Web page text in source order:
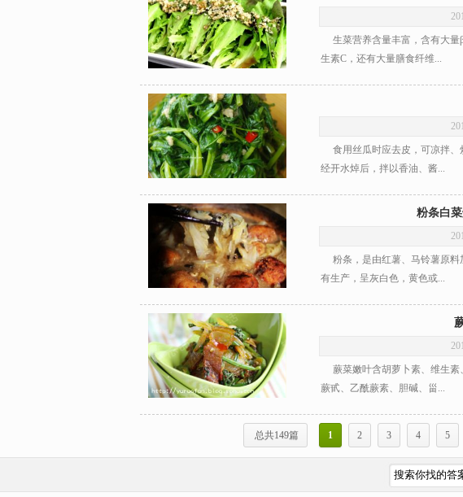
生菜营养含量丰富，含有大量
生素C，还有大量膳食纤维...
食用丝瓜时应去皮，可凉拌、
经开水焯后，拌以香油、酱...
粉条白
粉条，是由红薯、马铃薯原料
有生产，呈灰白色，黄色或...
蕨菜嫩叶含胡萝卜素、维生素
蕨甙、乙酰蕨素、胆碱、甾...
总共149篇 1 2 3 4 5